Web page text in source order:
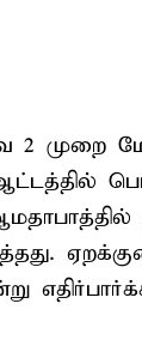
2 முறை